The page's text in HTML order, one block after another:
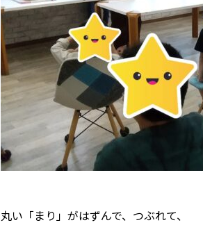
丸い「まり」がはずんで、つぶれて、